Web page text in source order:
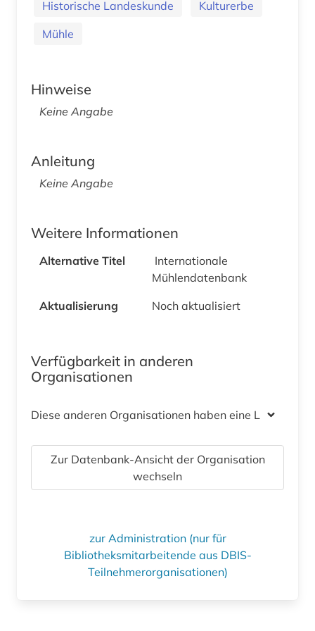
Historische Landeskunde
Kulturerbe
Mühle
Hinweise
Keine Angabe
Anleitung
Keine Angabe
Weitere Informationen
Alternative Titel
Internationale
Mühlendatenbank
Aktualisierung
Noch aktualisiert
Verfügbarkeit in anderen
Organisationen
Diese anderen Organisationen haben eine Lizenz
Zur Datenbank-Ansicht der Organisation
wechseln
zur Administration (nur für
Bibliotheksmitarbeitende aus DBIS-
Teilnehmerorganisationen)